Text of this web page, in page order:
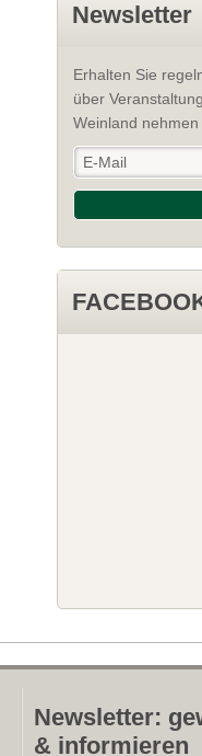
Newsletter
Erhalten Sie
über
Weinland
Newsletter:
& informieren